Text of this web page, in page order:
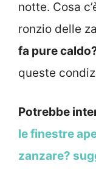
notte. Cosa
ronzio delle
fa pure
queste
Potrebbe
le finestre
zanzare?